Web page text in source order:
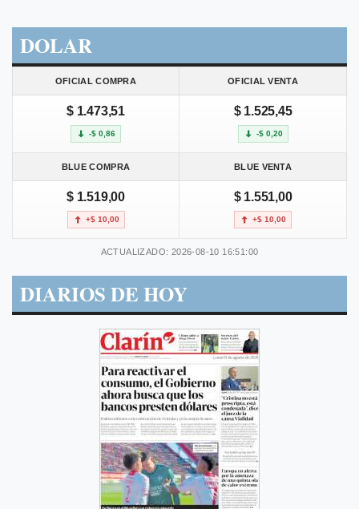
DOLAR
OFICIAL COMPRA OFICIAL VENTA
$ 1.473,51
-$ 0,86
$ 1.525,45
-$ 0,20
BLUE COMPRA BLUE VENTA
$ 1.519,00
+$ 10,00
$ 1.551,00
+$ 10,00
ACTUALIZADO: 2026-08-10 16:51:00
DIARIOS DE HOY